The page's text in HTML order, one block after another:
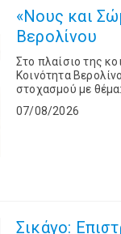
«Νους και
Βερολίνου
Στο πλαίσιο της
Κοινότητα
στοχασμού με
07/08/2026
Σικάγο: